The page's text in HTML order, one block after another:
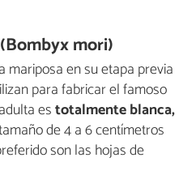
mori)
mariposa en su etapa previa
para fabricar el famoso
estotalmente blanca,
de 4 a 6 centímetros
son las hojas de